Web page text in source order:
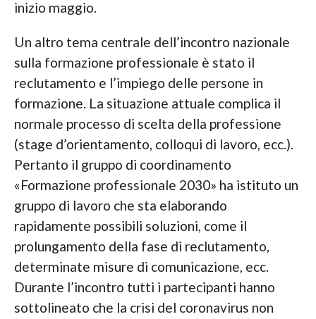
inizio maggio.
Un altro tema centrale dell’incontro nazionale
sulla formazione professionale è stato il
reclutamento e l’impiego delle persone in
formazione. La situazione attuale complica il
normale processo di scelta della professione
(stage d’orientamento, colloqui di lavoro, ecc.).
Pertanto il gruppo di coordinamento
«Formazione professionale 2030» ha istituto un
gruppo di lavoro che sta elaborando
rapidamente possibili soluzioni, come il
prolungamento della fase di reclutamento,
determinate misure di comunicazione, ecc.
Durante l’incontro tutti i partecipanti hanno
sottolineato che la crisi del coronavirus non